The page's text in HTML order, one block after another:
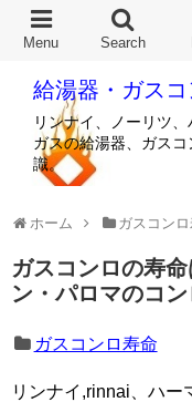
給湯器・ガス
リンナイ、ノーリツ
ガスの給湯器、ガス
識。
ホーム ガスコン
ガスコンロの寿
ン・パロマのコ
ガスコンロ寿命
リンナイ,rinnai、ハー